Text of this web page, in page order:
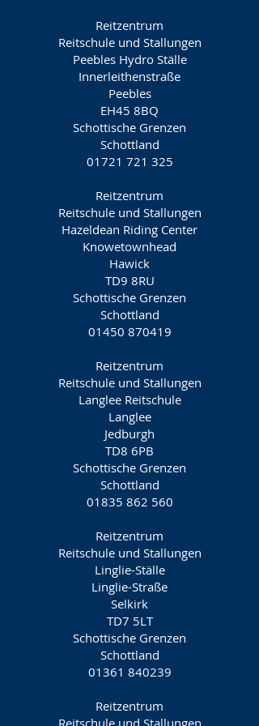
Reitzentrum
Reitschule und Stallungen
Peebles Hydro Ställe
Innerleithenstraße
Peebles
EH45 8BQ
Schottische Grenzen
Schottland
01721 721 325
Reitzentrum
Reitschule und Stallungen
Hazeldean Riding Center
Knowetownhead
Hawick
TD9 8RU
Schottische Grenzen
Schottland
01450 870419
Reitzentrum
Reitschule und Stallungen
Langlee Reitschule
Langlee
Jedburgh
TD8 6PB
Schottische Grenzen
Schottland
01835 862 560
Reitzentrum
Reitschule und Stallungen
Linglie-Ställe
Linglie-Straße
Selkirk
TD7 5LT
Schottische Grenzen
Schottland
01361 840239
Reitzentrum
Reitschule und Stallungen